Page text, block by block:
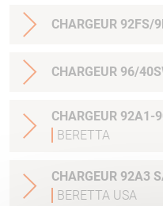
CHARGEUR 92FS/
CHARGEUR 96/
CHARGEUR 92A1-
BERETTA
CHARGEUR 92A3
BERETTA USA